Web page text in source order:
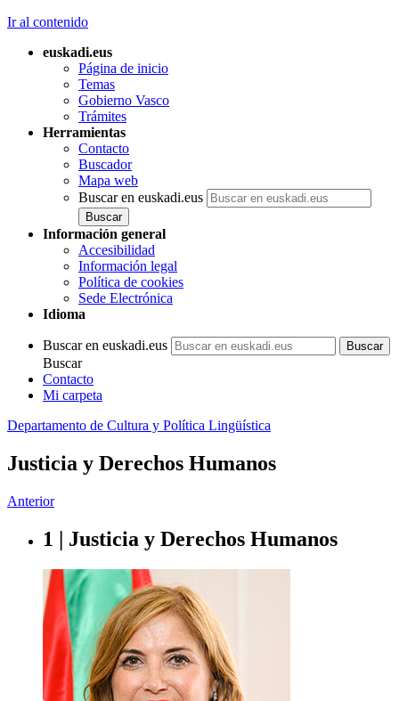
Ir al contenido
euskadi.eus
Página de inicio
Temas
Gobierno Vasco
Trámites
Herramientas
Contacto
Buscador
Mapa web
Buscar en euskadi.eus
Información general
Accesibilidad
Información legal
Política de cookies
Sede Electrónica
Idioma
Buscar en euskadi.eus
Buscar
Contacto
Mi carpeta
Departamento de Cultura y Política Lingüística
Justicia y Derechos Humanos
Anterior
1 | Justicia y Derechos Humanos